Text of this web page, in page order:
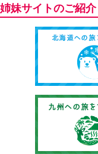
姉妹サイトのご紹介